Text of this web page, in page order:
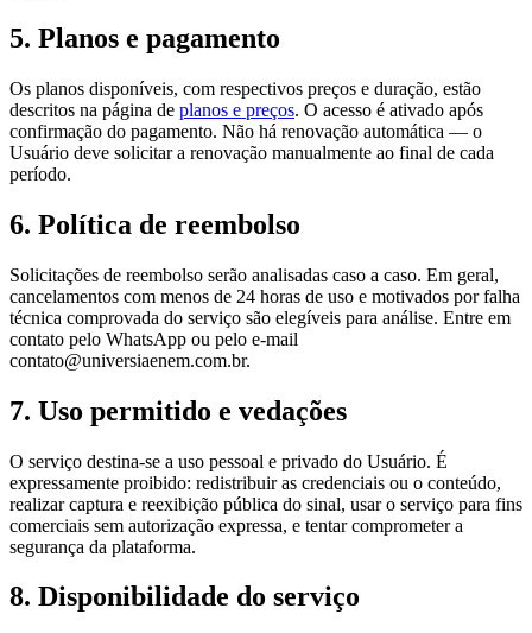
5. Planos e pagamento
Os planos disponíveis, com respectivos preços e duração, estão
descritos na página de planos e preços. O acesso é ativado após
confirmação do pagamento. Não há renovação automática — o
Usuário deve solicitar a renovação manualmente ao final de cada
período.
6. Política de reembolso
Solicitações de reembolso serão analisadas caso a caso. Em geral,
cancelamentos com menos de 24 horas de uso e motivados por falha
técnica comprovada do serviço são elegíveis para análise. Entre em
contato pelo WhatsApp ou pelo e-mail
contato@universiaenem.com.br.
7. Uso permitido e vedações
O serviço destina-se a uso pessoal e privado do Usuário. É
expressamente proibido: redistribuir as credenciais ou o conteúdo,
realizar captura e reexibição pública do sinal, usar o serviço para fins
comerciais sem autorização expressa, e tentar comprometer a
segurança da plataforma.
8. Disponibilidade do serviço